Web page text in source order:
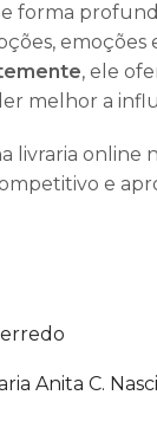
forma
, ele
melhor a
livraria online
e
Anita C.